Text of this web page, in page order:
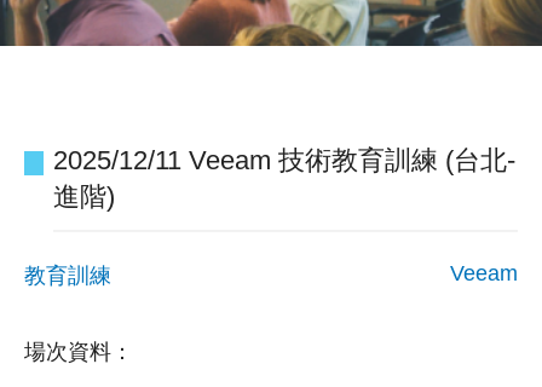
2025/12/11 Veeam 技術教育訓練 (台北-
進階)
教育訓練 Veeam
場次資料：